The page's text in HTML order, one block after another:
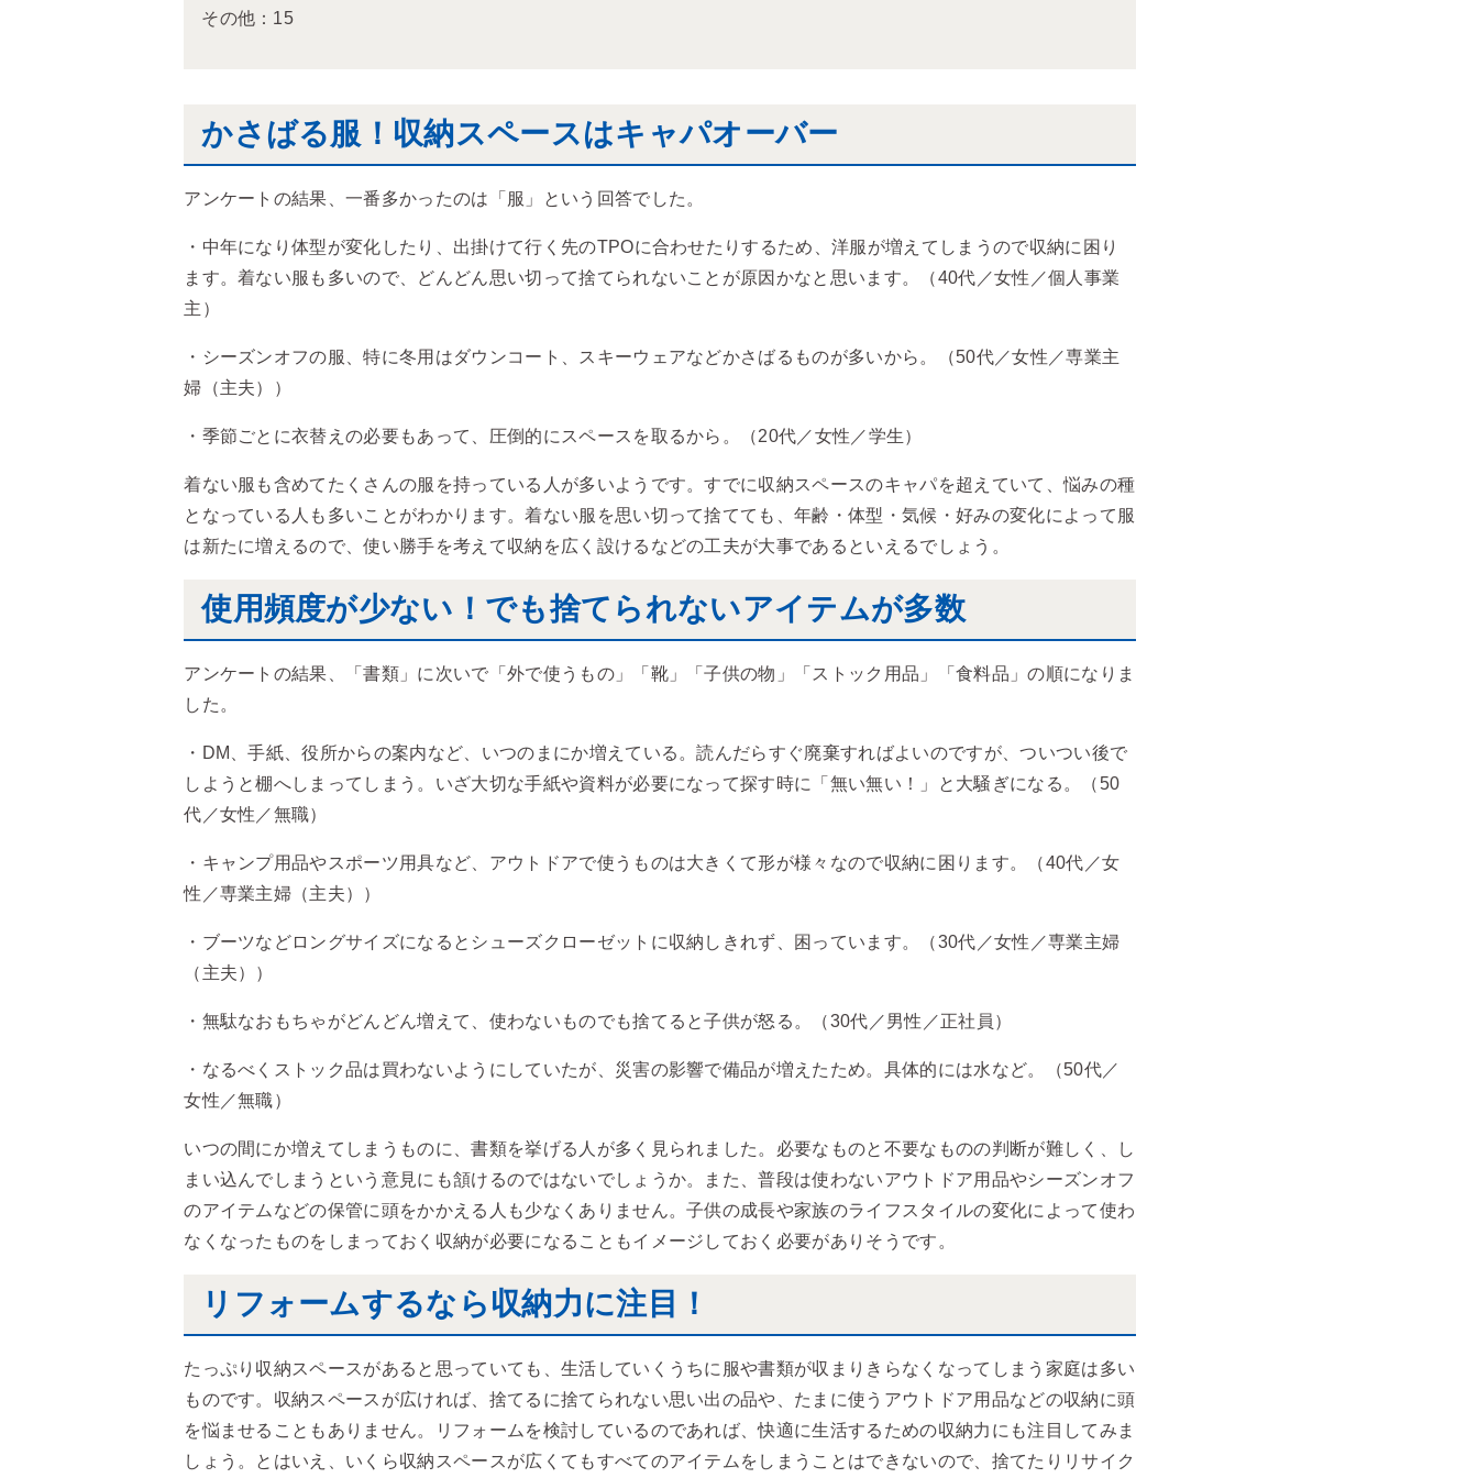
その他：15
かさばる服！収納スペースはキャパオーバー
アンケートの結果、一番多かったのは「服」という回答でした。
・中年になり体型が変化したり、出掛けて行く先のTPOに合わせたりするため、洋服が増えてしまうので収納に困り
ます。着ない服も多いので、どんどん思い切って捨てられないことが原因かなと思います。（40代／女性／個人事業
主）
・シーズンオフの服、特に冬用はダウンコート、スキーウェアなどかさばるものが多いから。（50代／女性／専業主
婦（主夫））
・季節ごとに衣替えの必要もあって、圧倒的にスペースを取るから。（20代／女性／学生）
着ない服も含めてたくさんの服を持っている人が多いようです。すでに収納スペースのキャパを超えていて、悩みの種
となっている人も多いことがわかります。着ない服を思い切って捨てても、年齢・体型・気候・好みの変化によって服
は新たに増えるので、使い勝手を考えて収納を広く設けるなどの工夫が大事であるといえるでしょう。
使用頻度が少ない！でも捨てられないアイテムが多数
アンケートの結果、「書類」に次いで「外で使うもの」「靴」「子供の物」「ストック用品」「食料品」の順になりま
した。
・DM、手紙、役所からの案内など、いつのまにか増えている。読んだらすぐ廃棄すればよいのですが、ついつい後で
しようと棚へしまってしまう。いざ大切な手紙や資料が必要になって探す時に「無い無い！」と大騒ぎになる。（50
代／女性／無職）
・キャンプ用品やスポーツ用具など、アウトドアで使うものは大きくて形が様々なので収納に困ります。（40代／女
性／専業主婦（主夫））
・ブーツなどロングサイズになるとシューズクローゼットに収納しきれず、困っています。（30代／女性／専業主婦
（主夫））
・無駄なおもちゃがどんどん増えて、使わないものでも捨てると子供が怒る。（30代／男性／正社員）
・なるべくストック品は買わないようにしていたが、災害の影響で備品が増えたため。具体的には水など。（50代／
女性／無職）
いつの間にか増えてしまうものに、書類を挙げる人が多く見られました。必要なものと不要なものの判断が難しく、し
まい込んでしまうという意見にも頷けるのではないでしょうか。また、普段は使わないアウトドア用品やシーズンオフ
のアイテムなどの保管に頭をかかえる人も少なくありません。子供の成長や家族のライフスタイルの変化によって使わ
なくなったものをしまっておく収納が必要になることもイメージしておく必要がありそうです。
リフォームするなら収納力に注目！
たっぷり収納スペースがあると思っていても、生活していくうちに服や書類が収まりきらなくなってしまう家庭は多い
ものです。収納スペースが広ければ、捨てるに捨てられない思い出の品や、たまに使うアウトドア用品などの収納に頭
を悩ませることもありません。リフォームを検討しているのであれば、快適に生活するための収納力にも注目してみま
しょう。とはいえ、いくら収納スペースが広くてもすべてのアイテムをしまうことはできないので、捨てたりリサイク